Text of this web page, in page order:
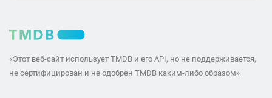
«Этот веб-сайт использует TMDB и его API, но не поддерживается,
не сертифицирован и не одобрен TMDB каким-либо образом»